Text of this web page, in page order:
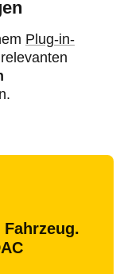
Plug‑in-